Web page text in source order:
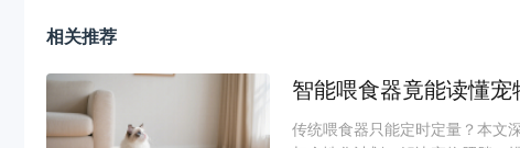
相关推荐
智能喂食器竟能读懂
传统喂食器只能定时定量？本文